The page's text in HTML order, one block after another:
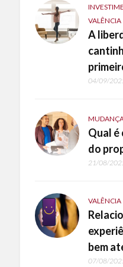
VALÊNCIA
A
04/09/
Qual é
do
21/08/
VALÊNCIA
bem
07/08/